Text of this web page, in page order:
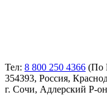
Тел: 8 800 250 4366 (По
354393, Россия,
г. Сочи, Адлерский Р-